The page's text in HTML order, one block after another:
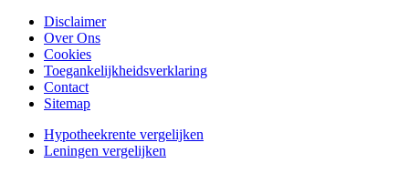
Disclaimer
Over Ons
Cookies
Toegankelijkheidsverklaring
Contact
Sitemap
Hypotheekrente vergelijken
Leningen vergelijken